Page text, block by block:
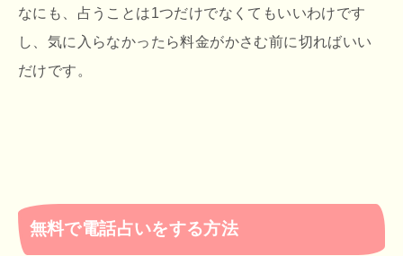
なにも、占うことは1つだけでなくてもいいわけです
し、気に入らなかったら料金がかさむ前に切ればいい
だけです。
無料で電話占いをする方法